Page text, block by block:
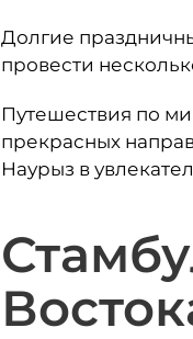
Долгие
провести
Путешествия по
прекрасных
Наурыз в